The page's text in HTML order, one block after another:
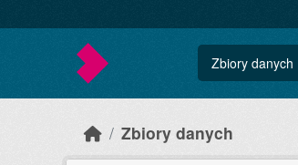
Zbiory danych
Zbiory danych